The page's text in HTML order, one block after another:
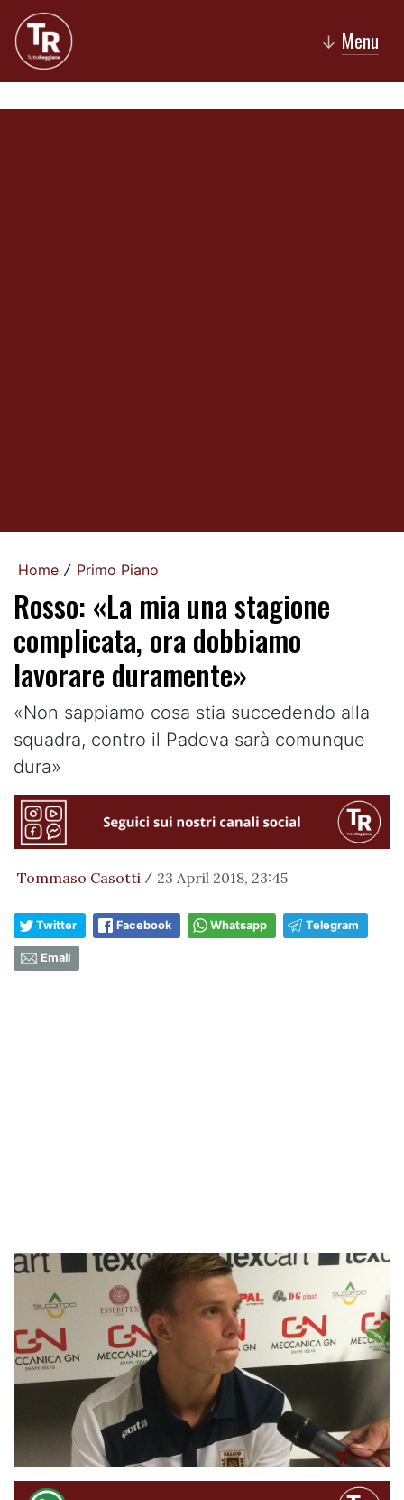
↓ Menu
Home / Primo Piano
Rosso: «La mia una stagione
complicata, ora dobbiamo
lavorare duramente»
«Non sappiamo cosa stia succedendo alla
squadra, contro il Padova sarà comunque
dura»
Tommaso Casotti / 23 April 2018, 23:45
Twitter Facebook Whatsapp Telegram
Email